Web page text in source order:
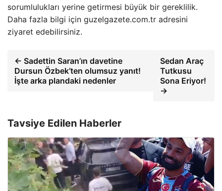
sorumlulukları yerine getirmesi büyük bir gereklilik.
Daha fazla bilgi için guzelgazete.com.tr adresini
ziyaret edebilirsiniz.
← Sadettin Saran’ın davetine
Dursun Özbek’ten olumsuz yanıt!
İşte arka plandaki nedenler
Sedan Araç
Tutkusu
Sona Eriyor!
→
Tavsiye Edilen Haberler